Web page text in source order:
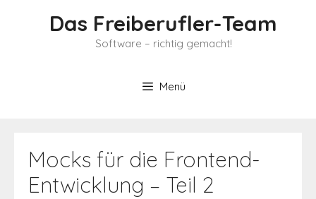
Das Freiberufler-Team
Software – richtig gemacht!
Menü
Mocks für die Frontend-
Entwicklung – Teil 2